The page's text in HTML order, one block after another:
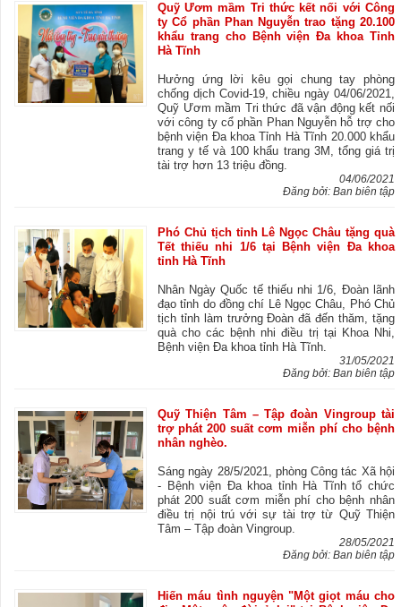
Quỹ Ươm mầm Tri thức kết nối với Công
ty Cổ phần Phan Nguyễn trao tặng 20.100
khẩu trang cho Bệnh viện Đa khoa Tỉnh
Hà Tĩnh
Hưởng ứng lời kêu gọi chung tay phòng
chống dịch Covid-19, chiều ngày 04/06/2021,
Quỹ Ươm mầm Tri thức đã vận động kết nối
với công ty cổ phần Phan Nguyễn hỗ trợ cho
bệnh viện Đa khoa Tỉnh Hà Tĩnh 20.000 khẩu
trang y tế và 100 khẩu trang 3M, tổng giá trị
tài trợ hơn 13 triệu đồng.
04/06/2021
Đăng bởi: Ban biên tập
Phó Chủ tịch tỉnh Lê Ngọc Châu tặng quà
Tết thiếu nhi 1/6 tại Bệnh viện Đa khoa
tỉnh Hà Tĩnh
Nhân Ngày Quốc tế thiếu nhi 1/6, Đoàn lãnh
đạo tỉnh do đồng chí Lê Ngọc Châu, Phó Chủ
tịch tỉnh làm trưởng Đoàn đã đến thăm, tặng
quà cho các bệnh nhi điều trị tại Khoa Nhi,
Bệnh viện Đa khoa tỉnh Hà Tĩnh.
31/05/2021
Đăng bởi: Ban biên tập
Quỹ Thiện Tâm – Tập đoàn Vingroup tài
trợ phát 200 suất cơm miễn phí cho bệnh
nhân nghèo.
Sáng ngày 28/5/2021, phòng Công tác Xã hội
- Bệnh viện Đa khoa tỉnh Hà Tĩnh tổ chức
phát 200 suất cơm miễn phí cho bệnh nhân
điều trị nội trú với sự tài trợ từ Quỹ Thiện
Tâm – Tập đoàn Vingroup.
28/05/2021
Đăng bởi: Ban biên tập
Hiến máu tình nguyện "Một giọt máu cho